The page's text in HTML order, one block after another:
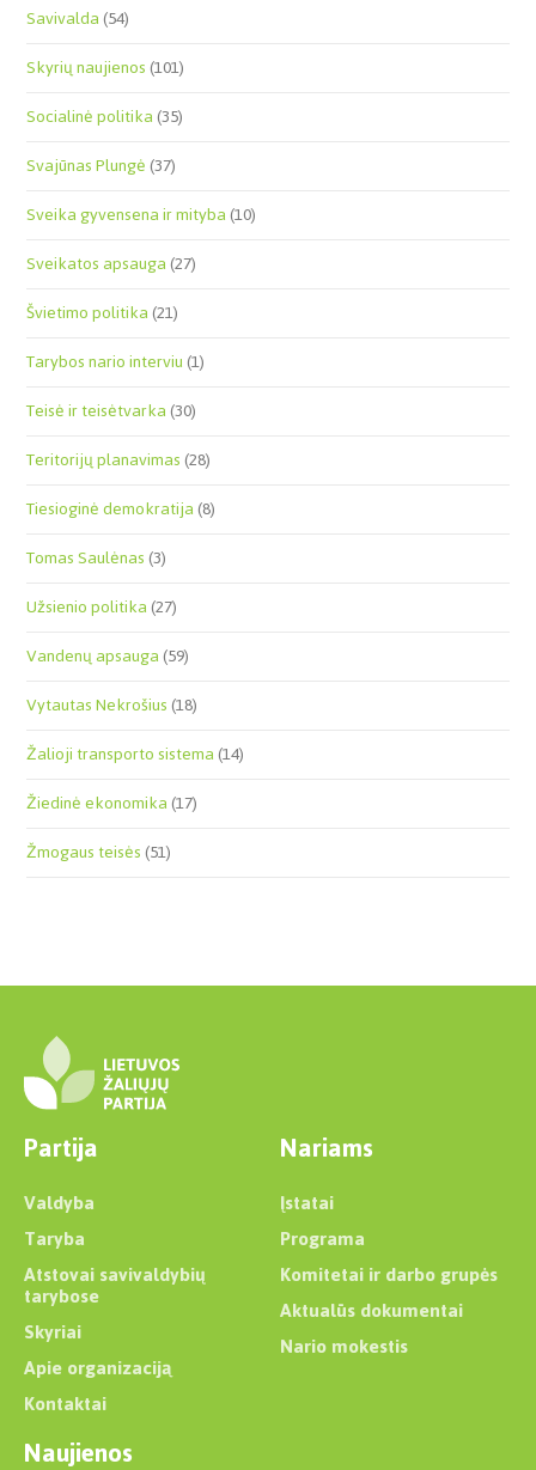
Savivalda(54)
Skyrių naujienos(101)
Socialinė politika(35)
Svajūnas Plungė(37)
Sveika gyvensena ir mityba(10)
Sveikatos apsauga(27)
Švietimo politika(21)
Tarybos nario interviu(1)
Teisė ir teisėtvarka(30)
Teritorijų planavimas(28)
Tiesioginė demokratija(8)
Tomas Saulėnas(3)
Užsienio politika(27)
Vandenų apsauga(59)
Vytautas Nekrošius(18)
Žalioji transporto sistema(14)
Žiedinė ekonomika(17)
Žmogaus teisės(51)
Partija
Valdyba
Taryba
Atstovai savivaldybių
tarybose
Skyriai
Apie organizaciją
Kontaktai
Nariams
Įstatai
Programa
Komitetai ir darbo grupės
Aktualūs dokumentai
Nario mokestis
Naujienos